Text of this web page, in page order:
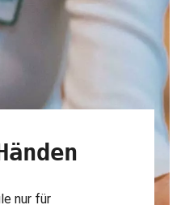
nur für